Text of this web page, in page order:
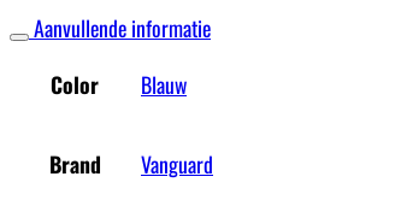
Aanvullende informatie
Color
Blauw
Brand Vanguard